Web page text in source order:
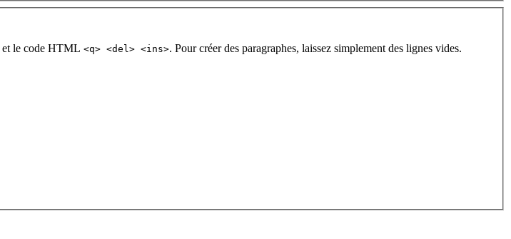
et le code HTML <q> <del> <ins>. Pour créer des paragraphes, laissez simplement des lignes vides.